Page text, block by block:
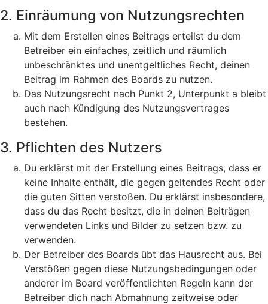
2. Einräumung von Nutzungsrechten
Mit dem Erstellen eines Beitrags erteilst du dem
Betreiber ein einfaches, zeitlich und räumlich
unbeschränktes und unentgeltliches Recht, deinen
Beitrag im Rahmen des Boards zu nutzen.
Das Nutzungsrecht nach Punkt 2, Unterpunkt a bleibt
auch nach Kündigung des Nutzungsvertrages
bestehen.
3. Pflichten des Nutzers
Du erklärst mit der Erstellung eines Beitrags, dass er
keine Inhalte enthält, die gegen geltendes Recht oder
die guten Sitten verstoßen. Du erklärst insbesondere,
dass du das Recht besitzt, die in deinen Beiträgen
verwendeten Links und Bilder zu setzen bzw. zu
verwenden.
Der Betreiber des Boards übt das Hausrecht aus. Bei
Verstößen gegen diese Nutzungsbedingungen oder
anderer im Board veröffentlichten Regeln kann der
Betreiber dich nach Abmahnung zeitweise oder